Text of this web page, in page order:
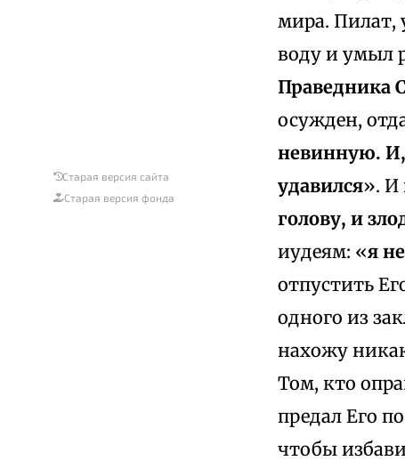
Старая версия сайта
Старая версия фонда
мира. Пилат,
воду и умыл
Праведника
осужден,
невинную.
удавился». И
голову, и
иудеям: «я
отпустить
одного из
нахожу
Том, кто
предал Его
чтобы